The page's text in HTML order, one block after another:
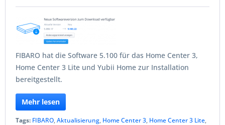
FIBARO hat die Software 5.100 für das Home Center 3,
Home Center 3 Lite und Yubii Home zur Installation
bereitgestellt.
Mehr lesen
Tags: FIBARO,Aktualisierung, Home Center 3, Home Center 3 Lite,